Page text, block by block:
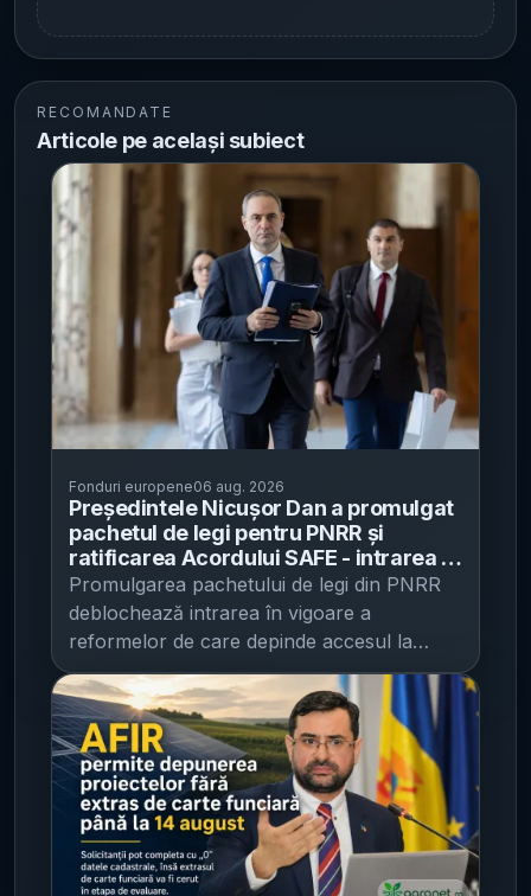
RECOMANDATE
Articole pe același subiect
Fonduri europene06 aug. 2026
Președintele Nicușor Dan a promulgat
pachetul de legi pentru PNRR și
ratificarea Acordului SAFE - intrarea în
vigoare susține îndeplinirea jaloanelor
și accesarea fondurilor UE
Promulgarea pachetului de legi din PNRR
deblochează intrarea în vigoare a
reformelor de care depinde accesul la
fonduri europene , potrivit Euronews .
Președintele României a semnat marți
actele normative considerate esențiale
pentru implementarea Planului Național de
Redresare și Reziliență, precum și legea de
ratificare a Acordului SAFE. Prin
promulgare, legile intră în vigoare și
România face un pas în îndeplinirea